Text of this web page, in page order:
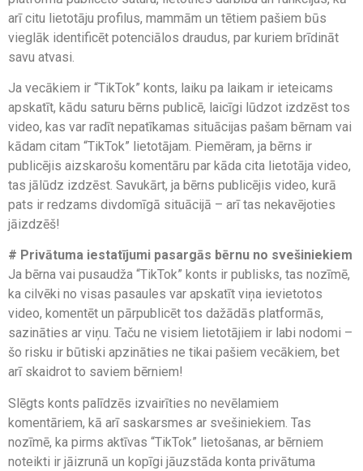
arī citu lietotāju profilus, mammām un tētiem pašiem būs
vieglāk identificēt potenciālos draudus, par kuriem brīdināt
savu atvasi.
Ja vecākiem ir “TikTok” konts, laiku pa laikam ir ieteicams
apskatīt, kādu saturu bērns publicē, laicīgi lūdzot izdzēst tos
video, kas var radīt nepatīkamas situācijas pašam bērnam vai
kādam citam “TikTok” lietotājam. Piemēram, ja bērns ir
publicējis aizskarošu komentāru par kāda cita lietotāja video,
tas jālūdz izdzēst. Savukārt, ja bērns publicējis video, kurā
pats ir redzams divdomīgā situācijā – arī tas nekavējoties
jāizdzēš!
# Privātuma iestatījumi pasargās bērnu no svešiniekiem
Ja bērna vai pusaudža “TikTok” konts ir publisks, tas nozīmē,
ka cilvēki no visas pasaules var apskatīt viņa ievietotos
video, komentēt un pārpublicēt tos dažādās platformās,
sazināties ar viņu. Taču ne visiem lietotājiem ir labi nodomi –
šo risku ir būtiski apzināties ne tikai pašiem vecākiem, bet
arī skaidrot to saviem bērniem!
Slēgts konts palīdzēs izvairīties no nevēlamiem
komentāriem, kā arī saskarsmes ar svešiniekiem. Tas
nozīmē, ka pirms aktīvas “TikTok” lietošanas, ar bērniem
noteikti ir jāizrunā un kopīgi jāuzstāda konta privātuma